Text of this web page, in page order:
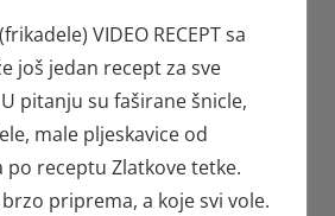
VIDEO RECEPT sa
još jedan recept za sve
pitanju su faširane šnicle,
male pljeskavice od
po receptu Zlatkove tetke.
brzo priprema, a koje svi vole.